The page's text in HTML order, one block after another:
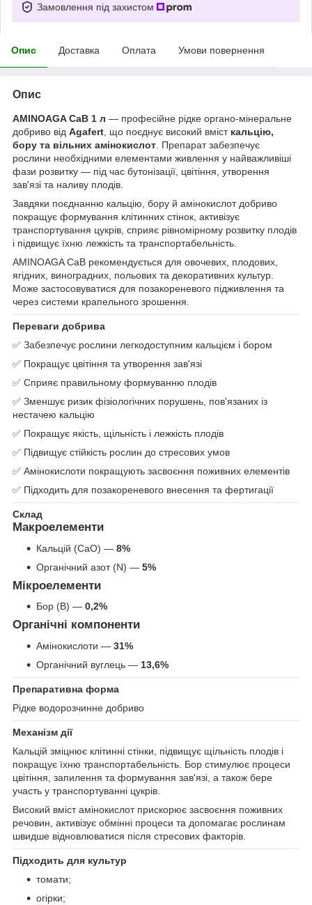
Замовлення під захистом
Опис Доставка Оплата Умови повернення
Опис
AMINOAGA CaB 1 л — професійне рідке органо-мінеральне
добриво від Agafert , що поєднує високий вміст кальцію,
бору та вільних амінокислот . Препарат забезпечує
рослини необхідними елементами живлення у найважливіші
фази розвитку — під час бутонізації, цвітіння, утворення
зав'язі та наливу плодів.
Завдяки поєднанню кальцію, бору й амінокислот добриво
покращує формування клітинних стінок, активізує
транспортування цукрів, сприяє рівномірному розвитку плодів
і підвищує їхню лежкість та транспортабельність.
AMINOAGA CaB рекомендується для овочевих, плодових,
ягідних, виноградних, польових та декоративних культур.
Може застосовуватися для позакореневого підживлення та
через системи крапельного зрошення.
Переваги добрива
✅ Забезпечує рослини легкодоступним кальцієм і бором
✅ Покращує цвітіння та утворення зав'язі
✅ Сприяє правильному формуванню плодів
✅ Зменшує ризик фізіологічних порушень, пов'язаних із
нестачею кальцію
✅ Покращує якість, щільність і лежкість плодів
✅ Підвищує стійкість рослин до стресових умов
✅ Амінокислоти покращують засвоєння поживних елементів
✅ Підходить для позакореневого внесення та фертигації
Склад
Макроелементи
Кальцій (CaO) — 8%
Органічний азот (N) — 5%
Мікроелементи
Бор (B) — 0,2%
Органічні компоненти
Амінокислоти — 31%
Органічний вуглець — 13,6%
Препаративна форма
Рідке водорозчинне добриво
Механізм дії
Кальцій зміцнює клітинні стінки, підвищує щільність плодів і
покращує їхню транспортабельність. Бор стимулює процеси
цвітіння, запилення та формування зав'язі, а також бере
участь у транспортуванні цукрів.
Високий вміст амінокислот прискорює засвоєння поживних
речовин, активізує обмінні процеси та допомагає рослинам
швидше відновлюватися після стресових факторів.
Підходить для культур
томати;
огірки;